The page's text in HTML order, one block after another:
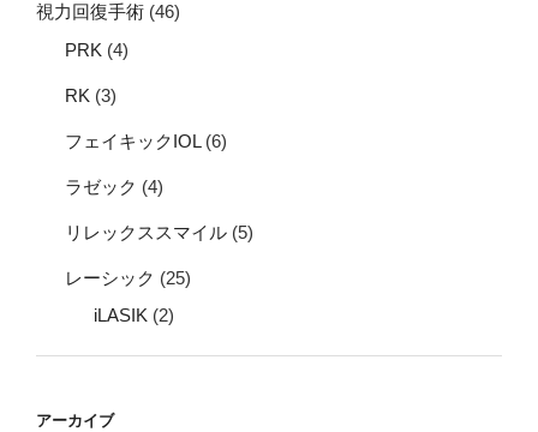
視力回復手術 (46)
PRK (4)
RK (3)
フェイキックIOL(6)
ラゼック (4)
リレックススマイル (5)
レーシック (25)
iLASIK (2)
アーカイブ